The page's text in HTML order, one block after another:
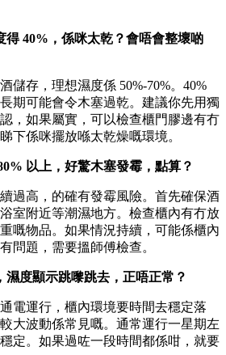
得 40%，係咪太乾？會唔會整壞啲
儲存，理想濕度係 50%-70%。40%
期可能會令木塞過乾。建議你先用獨
，如果屬實，可以檢查櫃門膠邊有冇
下係咪擺放喺太乾燥嘅環境。
以上，好驚木塞發霉，點算？
過高，的確有發霉風險。首先確保酒
室附近等潮濕地方。檢查櫃內有冇放
嘅物品。如果情況持續，可能係櫃內
問題，需要搵師傅檢查。
濕度顯示跳嚟跳去，正唔正常？
電運行，櫃內環境要時間去穩定落
大波動係常見嘅。通常運行一星期左
定。如果過咗一段時間都係咁，就要